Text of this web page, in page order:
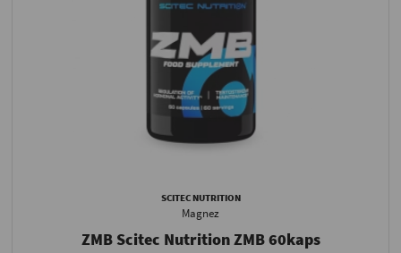
SCITEC NUTRITION
Magnez
ZMB Scitec Nutrition ZMB 60kaps